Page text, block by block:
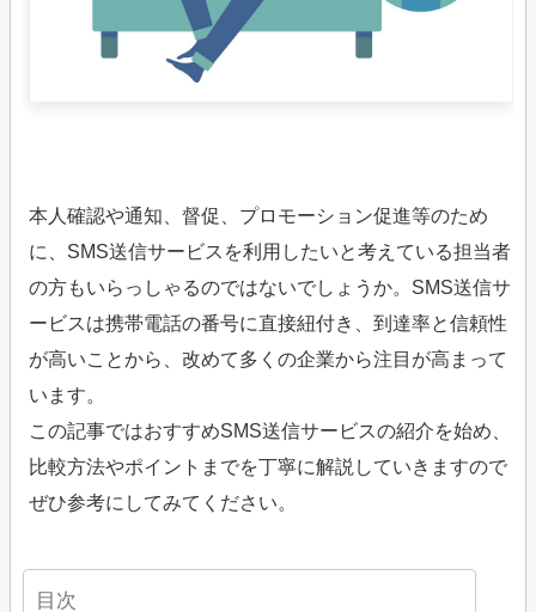
本人確認や通知、督促、プロモーション促進等のため
に、SMS送信サービスを利用したいと考えている担当者
の方もいらっしゃるのではないでしょうか。SMS送信サ
ービスは携帯電話の番号に直接紐付き、到達率と信頼性
が高いことから、改めて多くの企業から注目が高まって
います。
この記事ではおすすめSMS送信サービスの紹介を始め、
比較方法やポイントまでを丁寧に解説していきますので
ぜひ参考にしてみてください。
目次